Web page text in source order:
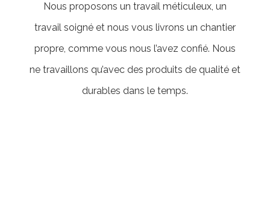
Nous proposons un travail méticuleux, un
travail soigné et nous vous livrons un chantier
propre, comme vous nous l’avez confié. Nous
ne travaillons qu’avec des produits de qualité et
durables dans le temps.